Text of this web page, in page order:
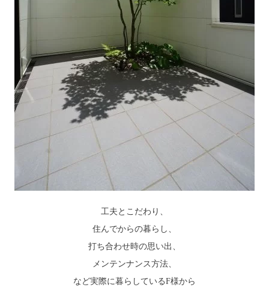
工夫とこだわり、
住んでからの暮らし、
打ち合わせ時の思い出、
メンテンナンス方法、
など実際に暮らしているF様から